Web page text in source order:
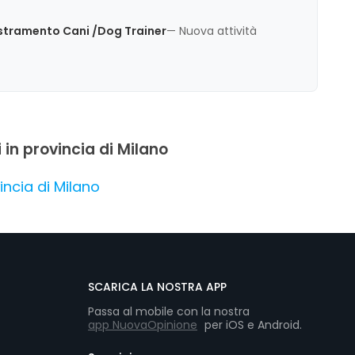
significative, confermando un giudizio complessivo
Cani /Dog Trainer— Nuova attività
provincia di Milano
di Milano
SCARICA LA NOSTRA APP
Passa al mobile con la nostra
app NuovaOpinione per iOS e Android.